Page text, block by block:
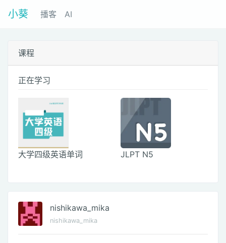
小葵 播客 AI
课程
正在学习
大学四级英语单词 JLPT N5
nishikawa_mika
nishikawa_mika